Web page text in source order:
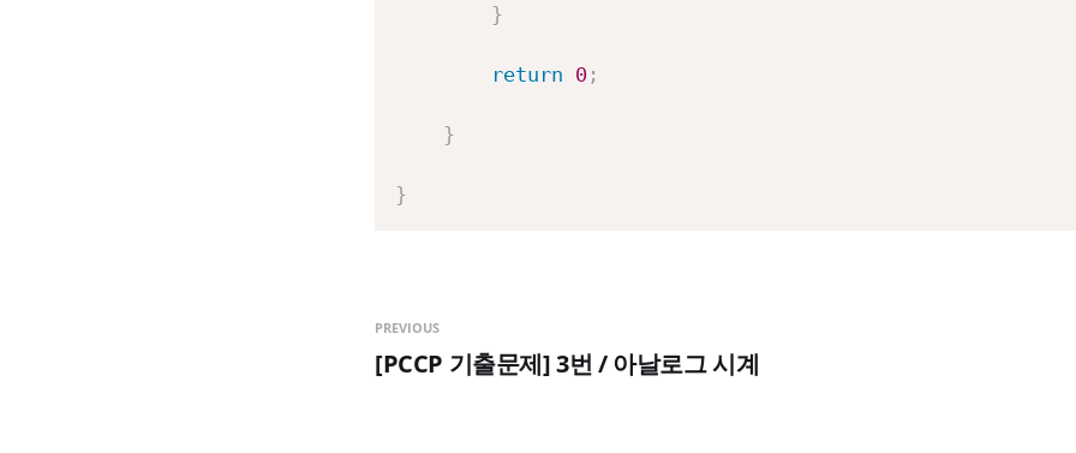
}
return 0 ;
}
}
PREVIOUS
[PCCP 기출문제] 3번 / 아날로그 시계